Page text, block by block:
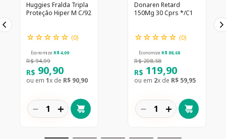
Huggies Fralda Tripla
Proteção Hiper M C/92
☆☆☆☆☆ (0)
Economize R$ 4,09
R$ 94,99
R$ 90,90
ou em 1x de R$ 90,90
＋
－
Donaren Retard
150Mg 30 Cprs */C1
☆☆☆☆☆ (0)
Economize R$ 88,68
R$ 208,58
R$ 119,90
ou em 2x de R$ 59,95
＋
－